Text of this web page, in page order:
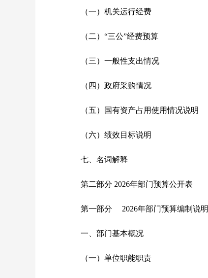
（一）机关运行经费
（二）“三公”经费预算
（三）一般性支出情况
（四）政府采购情况
（五）国有资产占用使用情况说明
（六）绩效目标说明
七、名词解释
第二部分 2026年部门预算公开表
第一部分 2026年部门预算编制说明
一、部门基本概况
（一）单位职能职责